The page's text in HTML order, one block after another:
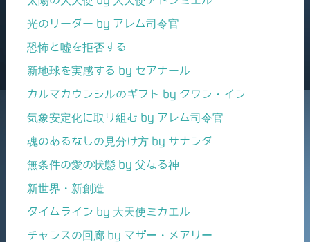
光のリーダー by アレム司令官
恐怖と嘘を拒否する
新地球を実感する by セアナール
カルマカウンシルのギフト by クワン・イン
気象安定化に取り組む by アレム司令官
魂のあるなしの見分け方 by サナンダ
無条件の愛の状態 by 父なる神
新世界・新創造
タイムライン by 大天使ミカエル
チャンスの回廊 by マザー・メアリー